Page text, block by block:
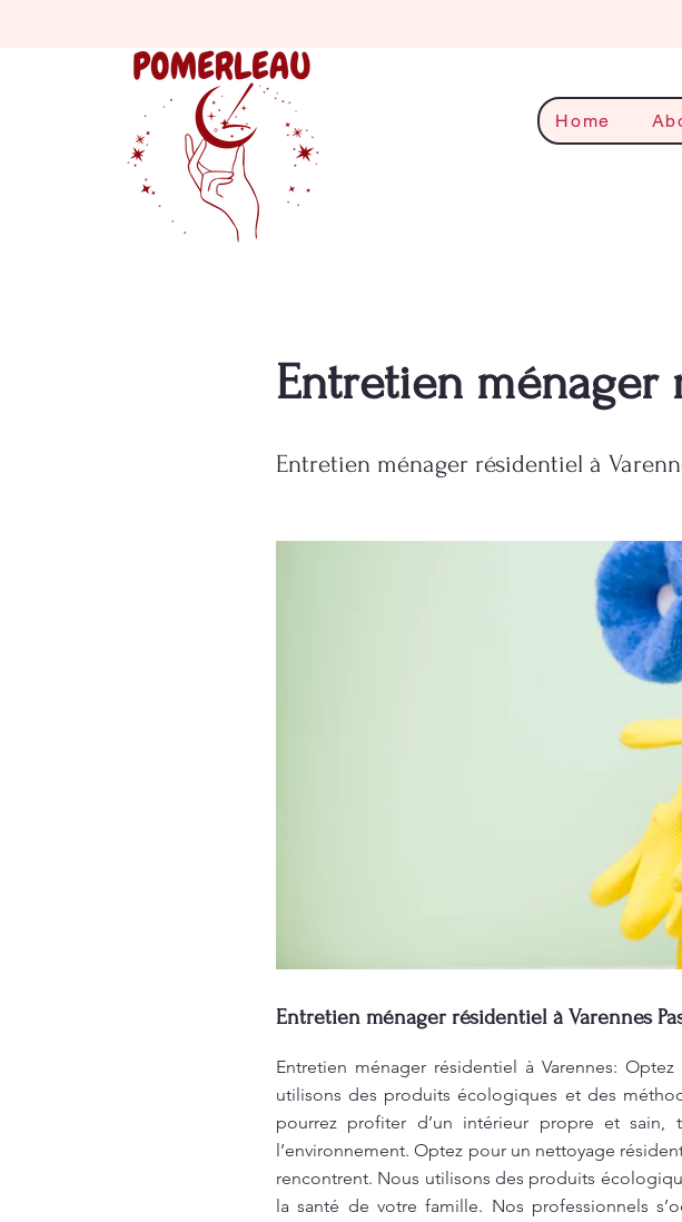
Home
Entretien ménager
Entretien ménager résidentiel à
Entretien ménager résidentiel à Varennes
Entretien ménager résidentiel à Varennes:
utilisons des produits écologiques et des
pourrez profiter d’un intérieur propre et sain,
l’environnement. Optez pour un nettoyage
rencontrent. Nous utilisons des produits
la santé de votre famille. Nos professionnels